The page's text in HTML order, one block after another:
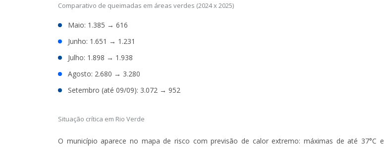
Comparativo de queimadas em áreas verdes (2024 x 2025)
Maio: 1.385 → 616
Junho: 1.651 → 1.231
Julho: 1.898 → 1.938
Agosto: 2.680 → 3.280
Setembro (até 09/09): 3.072 → 952
Situação crítica em Rio Verde
O município aparece no mapa de risco com previsão de calor extremo: máximas de até 37°C e